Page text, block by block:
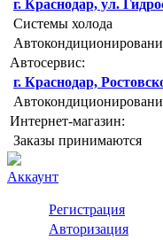
г. Краснодар, ул.
Системы холода
Автосервис:
г. Краснодар,
Интернет-магазин:
Заказы принимаются
Аккаунт
Регистрация
Авторизация